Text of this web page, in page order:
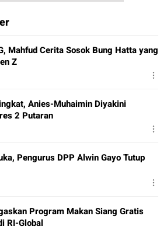
Mahfud Cerita Sosok Bung Hatta yang
Z
Anies-Muhaimin Diyakini
2 Putaran
Pengurus DPP Alwin Gayo Tutup
Program Makan Siang Gratis
RI-Global